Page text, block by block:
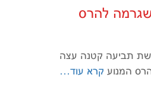
להרס
תביעה קטנה עצה
המנוע קרא עוד…